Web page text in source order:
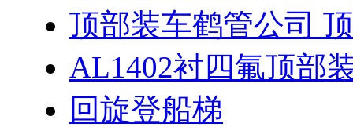
顶部装车鹤管公司
AL1402衬四氟顶部
回旋登船梯